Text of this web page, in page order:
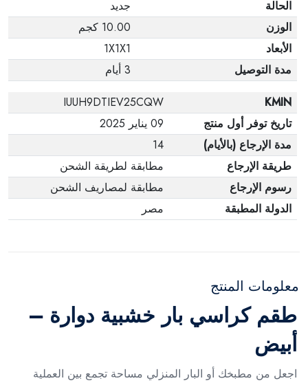
الحالة
جديد
الوزن
10.00 كجم
الأبعاد
1X1X1
مدة التوصيل
3 أيام
KMIN
IUUH9DTIEV25CQW
تاريخ توفر أول منتج
09 يناير 2025
مدة الإرجاع (بالأيام)
14
طريقة الإرجاع
مطابقة لطريقة الشحن
رسوم الإرجاع
مطابقة لمصاريف الشحن
الدولة المطبقة
مصر
معلومات المنتج
طقم كراسي بار خشبية دوارة –
أبيض
اجعل من مطبخك أو البار المنزلي مساحة تجمع بين العملية